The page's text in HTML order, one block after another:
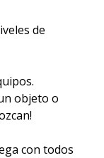
de
objeto o
con todos